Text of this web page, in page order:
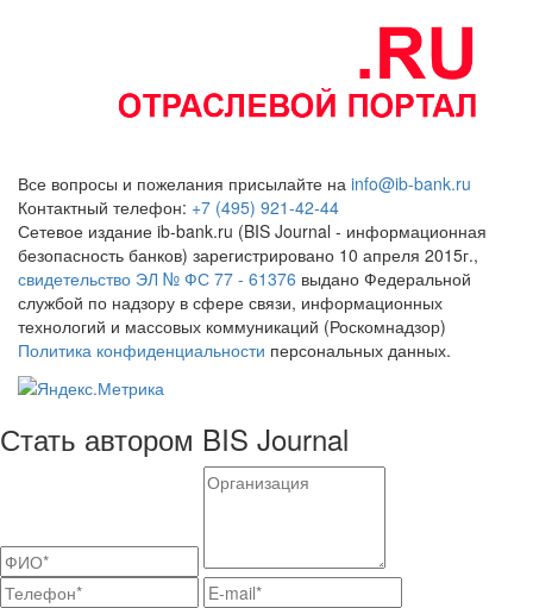
Все вопросы и пожелания присылайте на info@ib-bank.ru
Контактный телефон: +7 (495) 921-42-44
Сетевое издание ib-bank.ru (BIS Journal - информационная
безопасность банков) зарегистрировано 10 апреля 2015г.,
свидетельство ЭЛ № ФС 77 - 61376 выдано Федеральной
службой по надзору в сфере связи, информационных
технологий и массовых коммуникаций (Роскомнадзор)
Политика конфиденциальности персональных данных.
Стать автором BIS Journal